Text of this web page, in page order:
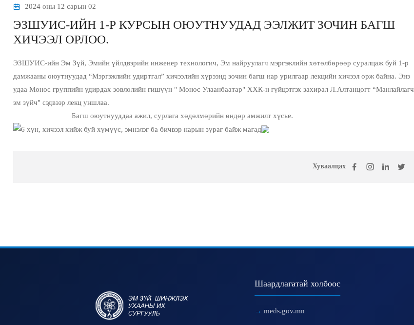
2024 оны 12 сарын 02
ЭЗШУИС-ИЙН 1-Р КУРСЫН ОЮУТНУУДАД ЭЭЛЖИТ ЗОЧИН БАГШ
ХИЧЭЭЛ ОРЛОО.
ЭЗШУИС-ийн Эм Зүй, Эмийн үйлдвэрийн инженер технологич, Эм найруулагч мэргэжлийн хөтөлбөрөөр суралцаж буй 1-р
дамжааны оюутнуудад “Мэргэжлийн удиртгал” хичээлийн хүрээнд зочин багш нар урилгаар лекцийн хичээл орж байна. Энэ
удаа Монос группийн удирдах зөвлөлийн гишүүн " Монос Улаанбаатар" ХХК-н гүйцэтгэх захирал Л.Алтанцогт “Манлайлагч
эм зүйч" сэдвээр лекц уншлаа.
Багш оюутнууддаа ажил, сурлага хөдөлмөрийн өндөр амжилт хүсье.
Хуваалцах
Шаардлагатай холбоос
meds.gov.mn